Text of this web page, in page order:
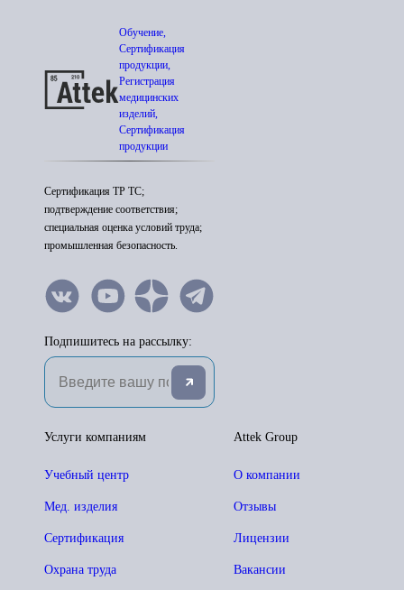
Обучение,
Сертификация
продукции,
Регистрация
медицинских
изделий,
Сертификация
продукции
Сертификация ТР ТС;
подтверждение соответствия;
специальная оценка условий труда;
промышленная безопасность.
Подпишитесь на рассылку:
Attek Group
О компании
Отзывы
Лицензии
Вакансии
Услуги компаниям
Учебный центр
Мед. изделия
Сертификация
Охрана труда